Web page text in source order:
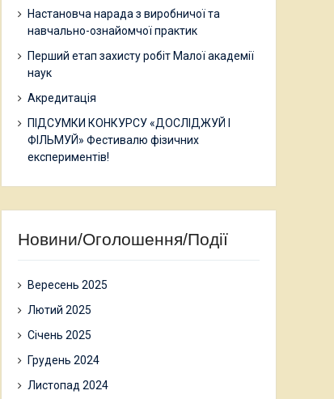
Настановча нарада з виробничої та
навчально-ознайомчої практик
Перший етап захисту робіт Малої академії
наук
Акредитація
ПІДСУМКИ КОНКУРСУ «ДОСЛІДЖУЙ І
ФІЛЬМУЙ» Фестивалю фізичних
експериментів!
Новини/Оголошення/Події
Вересень 2025
Лютий 2025
Січень 2025
Грудень 2024
Листопад 2024